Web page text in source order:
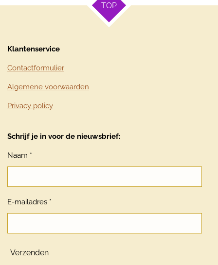
TOP
Klantenservice
Contactformulier
Algemene voorwaarden
Privacy policy
Schrijf je in voor de nieuwsbrief:
Naam *
E-mailadres *
Verzenden